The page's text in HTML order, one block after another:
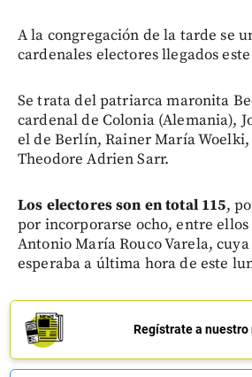
A la congregación de la tarde se
cardenales electores llegados
Se trata del patriarca maronita
cardenal de Colonia (Alemania),
el de Berlín, Rainer María Woelki,
Theodore Adrien Sarr.
Los electores son en total 115,
por incorporarse ocho, entre
Antonio María Rouco Varela, cuya
esperaba a última hora de este
Regístrate a